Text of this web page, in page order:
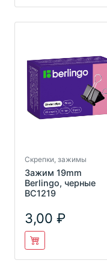
Скрепки, зажимы
Зажим 19mm
Berlingo, черные
BC1219
3,00